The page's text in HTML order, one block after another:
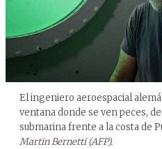
El ingeniero aeroespacial
ventana donde se ven peces,
submarina frente a la costa de
Martin Bernetti (AFP).